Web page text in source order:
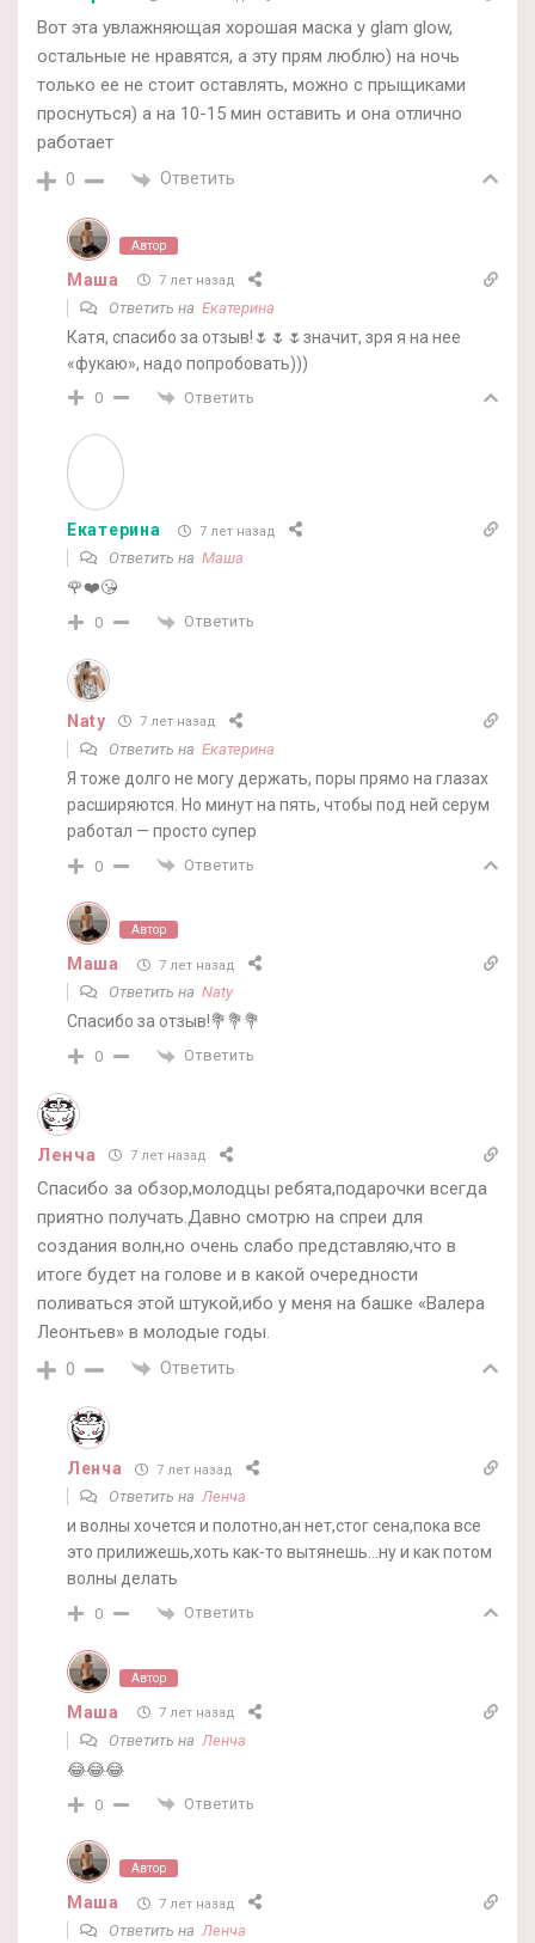
Вот эта увлажняющая хорошая маска у glam glow,
остальные не нравятся, а эту прям люблю) на ночь
только ее не стоит оставлять, можно с прыщиками
проснуться) а на 10-15 мин оставить и она отлично
работает
0 Ответить
Автор
Маша 7 лет назад
Ответить на Екатерина
Катя, спасибо за отзыв!🌷🌷🌷значит, зря я на нее
«фукаю», надо попробовать)))
0 Ответить
Екатерина 7 лет назад
Ответить на Маша
🌹❤️😘
0 Ответить
Naty 7 лет назад
Ответить на Екатерина
Я тоже долго не могу держать, поры прямо на глазах
расширяются. Но минут на пять, чтобы под ней серум
работал — просто супер
0 Ответить
Автор
Маша 7 лет назад
Ответить на Naty
Спасибо за отзыв!💐💐💐
0 Ответить
Ленча 7 лет назад
Спасибо за обзор,молодцы ребята,подарочки всегда
приятно получать.Давно смотрю на спреи для
создания волн,но очень слабо представляю,что в
итоге будет на голове и в какой очередности
поливаться этой штукой,ибо у меня на башке «Валера
Леонтьев» в молодые годы.
0 Ответить
Ленча 7 лет назад
Ответить наЛенча
и волны хочется и полотно,ан нет,стог сена,пока все
это прилижешь,хоть как-то вытянешь…ну и как потом
волны делать
0 Ответить
Автор
Маша 7 лет назад
Ответить на Ленча
😂😂😂
0 Ответить
Автор
Маша 7 лет назад
Ответить наЛенча